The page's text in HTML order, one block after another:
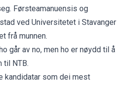
Førsteamanuensis og
ved Universitetet i Stavanger
frå munnen.
går av no, men ho er nøydd til å
til NTB.
kandidatar som dei mest